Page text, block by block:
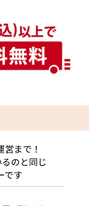
まで！
のと同じ
です